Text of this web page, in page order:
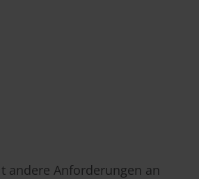
andere Anforderungen an